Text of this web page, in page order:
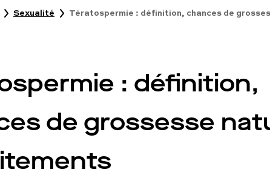
d'érection
sexuels
sur le pénis
Sexualité
Tératospermie : définition, chances de
: définition,
de grossesse